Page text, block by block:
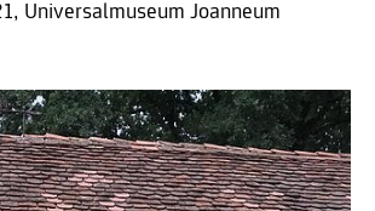
Universalmuseum Joanneum